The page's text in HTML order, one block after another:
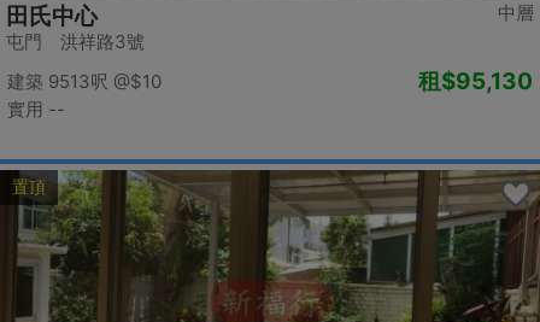
中層
田氏中心
屯門 洪祥路3號
建築 9513呎 @$10
實用 --
租$95,130
置頂